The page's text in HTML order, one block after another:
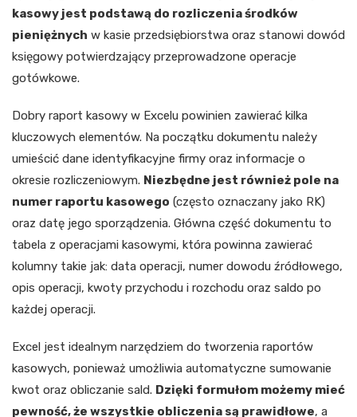
kasowy jest podstawą do rozliczenia środków
pieniężnych w kasie przedsiębiorstwa oraz stanowi dowód
księgowy potwierdzający przeprowadzone operacje
gotówkowe.
Dobry raport kasowy w Excelu powinien zawierać kilka
kluczowych elementów. Na początku dokumentu należy
umieścić dane identyfikacyjne firmy oraz informacje o
okresie rozliczeniowym. Niezbędne jest również pole na
numer raportu kasowego (często oznaczany jako RK)
oraz datę jego sporządzenia. Główna część dokumentu to
tabela z operacjami kasowymi, która powinna zawierać
kolumny takie jak: data operacji, numer dowodu źródłowego,
opis operacji, kwoty przychodu i rozchodu oraz saldo po
każdej operacji.
Excel jest idealnym narzędziem do tworzenia raportów
kasowych, ponieważ umożliwia automatyczne sumowanie
kwot oraz obliczanie sald. Dzięki formułom możemy mieć
pewność, że wszystkie obliczenia są prawidłowe, a